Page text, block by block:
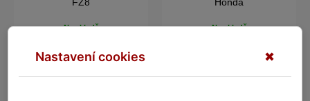
Na skladě
Stav dodání: Dle dopravce
Na skladě
Stav dodání: Dle dopravce
Nastavení cookies ✖